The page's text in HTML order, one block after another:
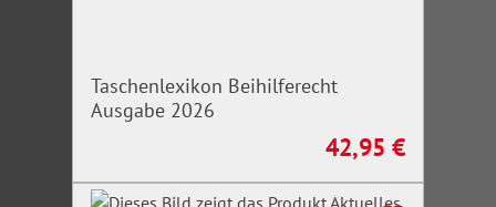
Taschenlexikon Beihilferecht
Ausgabe 2026
Regulärer Preis:
42,95 €